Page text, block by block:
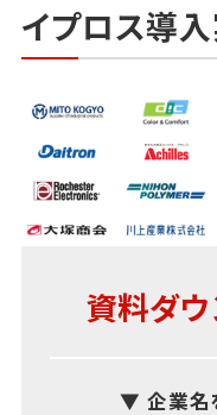
イプロス導
資料ダウ
▼ 企業名